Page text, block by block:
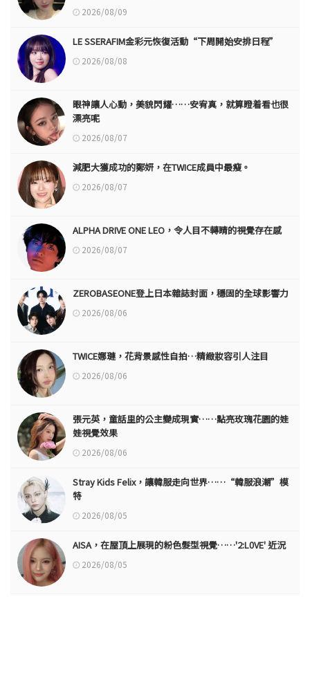
2026/08/09
LE SSERAFIM金彩元恢復活動“下周開始安排日程”
2026/08/08
眼神讓人心動，美貌閃耀……安宥真，就算瞪着看也很
漂亮呢
2026/08/07
減肥大獲成功的鄭妍，在TWICE成員中最瘦。
2026/08/07
ALPHA DRIVE ONE LEO，令人目不轉睛的視覺存在感
2026/08/07
ZEROBASEONE登上日本雜誌封面，穩固的全球影響力
2026/08/06
TWICE娜璉，花背景感性自拍…精緻妝容引人注目
2026/08/06
張元英，童話里的公主變成現實……點亮玫瑰花園的娃
娃視覺效果
2026/08/06
Stray Kids Felix，讓韓服走向世界……“韓服浪潮”模
特
2026/08/05
AISA，在屋頂上展現的粉色髮型視覺……'2:L0VE' 近況
2026/08/05